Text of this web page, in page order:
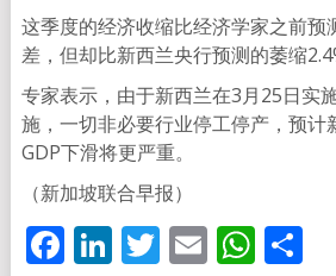
这季度的经济收缩比经济学家之前预
差，但却比新西兰央行预测的萎缩
专家表示，由于新西兰在3月25日实
施，一切非必要行业停工停产，预计
GDP下滑将更严重。
（新加坡联合早报）
Facebook
LinkedIn
Twitter
Email分